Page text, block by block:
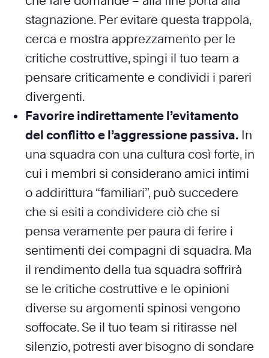
stagnazione. Per evitare questa trappola,
cerca e mostra apprezzamento per le
critiche costruttive, spingi il tuo team a
pensare criticamente e condividi i pareri
divergenti.
Favorire indirettamente l’evitamento
del conflitto e l’aggressione passiva. In
una squadra con una cultura così forte, in
cui i membri si considerano amici intimi
o addirittura “familiari”, può succedere
che si esiti a condividere ciò che si
pensa veramente per paura di ferire i
sentimenti dei compagni di squadra. Ma
il rendimento della tua squadra soffrirà
se le critiche costruttive e le opinioni
diverse su argomenti spinosi vengono
soffocate. Se il tuo team si ritirasse nel
silenzio, potresti aver bisogno di sondare